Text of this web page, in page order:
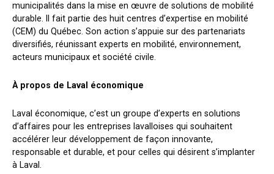
municipalités dans la mise en œuvre de solutions de mobilité
durable. Il fait partie des huit centres d’expertise en mobilité
(CEM) du Québec. Son action s’appuie sur des partenariats
diversifiés, réunissant experts en mobilité, environnement,
acteurs municipaux et société civile.
À propos de Laval économique
Laval économique, c’est un groupe d’experts en solutions
d’affaires pour les entreprises lavalloises qui souhaitent
accélérer leur développement de façon innovante,
responsable et durable, et pour celles qui désirent s’implanter
à Laval.